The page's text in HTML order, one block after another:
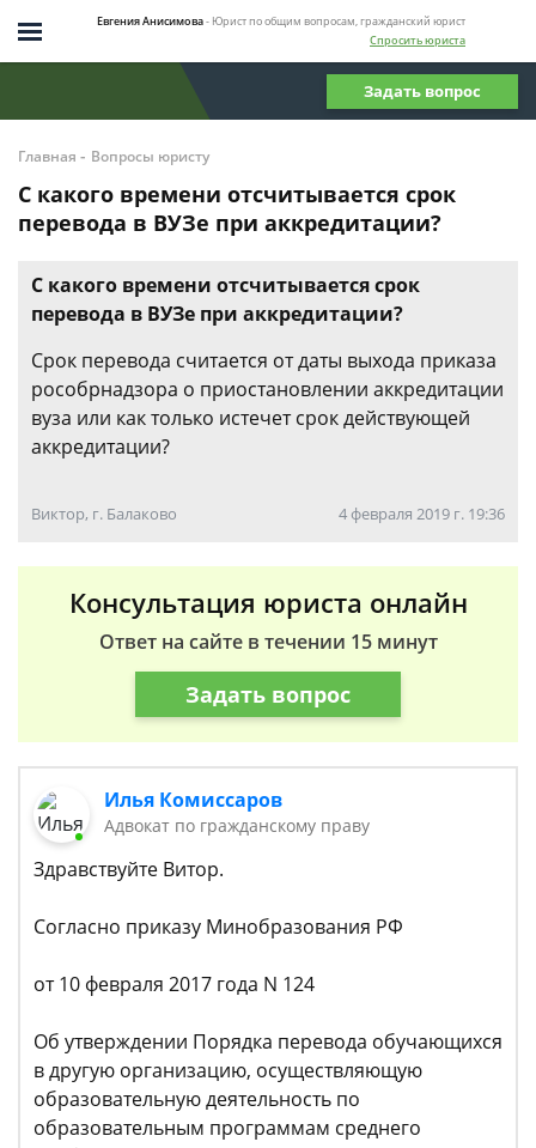
Евгения Анисимова- Юрист по общим вопросам, гражданский юрист
Спросить юриста
Задать вопрос
Главная - Вопросы юристу
С какого времени отсчитывается срок
перевода в ВУЗе при аккредитации?
С какого времени отсчитывается срок
перевода в ВУЗе при аккредитации?
Срок перевода считается от даты выхода приказа
рособрнадзора о приостановлении аккредитации
вуза или как только истечет срок действующей
аккредитации?
Виктор, г. Балаково 4 февраля 2019 г. 19:36
Консультация юриста онлайн
Ответ на сайте в течении 15 минут
Задать вопрос
Илья Комиссаров
Адвокат по гражданскому праву
Здравствуйте Витор.
Согласно приказу Минобразования РФ
от 10 февраля 2017 года N 124
Об утверждении Порядка перевода обучающихся
в другую организацию, осуществляющую
образовательную деятельность по
образовательным программам среднего